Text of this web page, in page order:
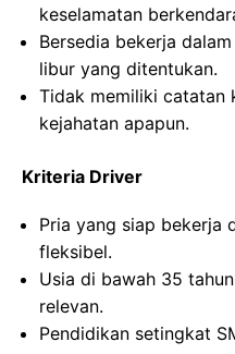
keselamatan
Bersedia bekerja
libur yang ditentukan.
Tidak memiliki catatan
kejahatan apapun.
Kriteria Driver
Pria yang siap bekerja
fleksibel.
Usia di bawah 35
relevan.
Pendidikan setingkat